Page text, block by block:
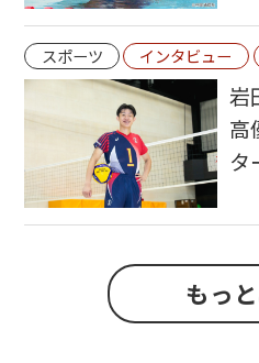
スポーツ インタビュー
岩
高
タ
もっ